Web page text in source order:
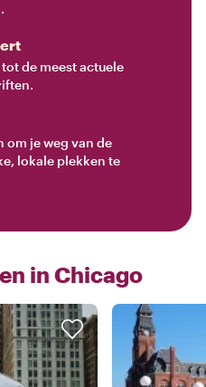
de meest actuele
je weg van de
lokale plekken te
in Chicago